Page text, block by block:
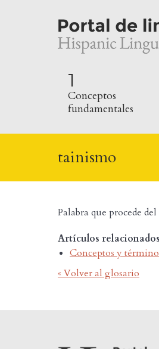
1
Conceptos
fundamentales
tainismo
Palabra que procede del
Artículos
Conceptos y
« Volver al glosario